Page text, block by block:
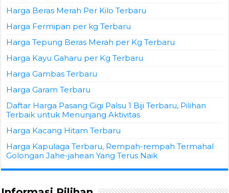
Harga Beras Merah Per Kilo Terbaru
Harga Fermipan per kg Terbaru
Harga Tepung Beras Merah per Kg Terbaru
Harga Kayu Gaharu per Kg Terbaru
Harga Gambas Terbaru
Harga Garam Terbaru
Daftar Harga Pasang Gigi Palsu 1 Biji Terbaru, Pilihan
Terbaik untuk Menunjang Aktivitas
Harga Kacang Hitam Terbaru
Harga Kapulaga Terbaru, Rempah-rempah Termahal
Golongan Jahe-jahean Yang Terus Naik